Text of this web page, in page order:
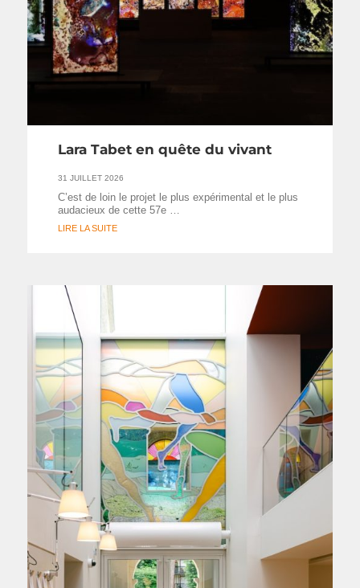
Lara Tabet en quête du vivant
31 JUILLET 2026
C’est de loin le projet le plus expérimental et le plus
audacieux de cette 57e …
LIRE LA SUITE